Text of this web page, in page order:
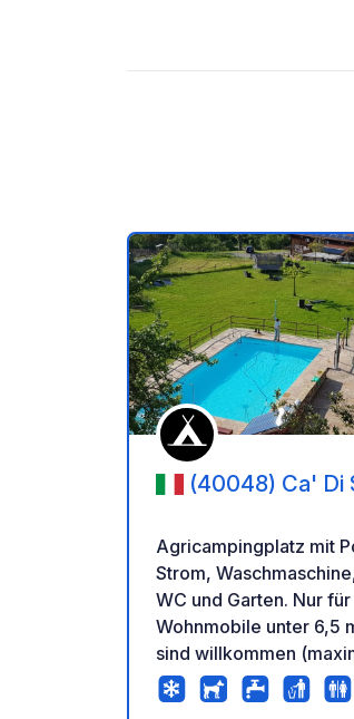
(40048) Ca' Di
Agricampingplatz mit
Strom,
WC und Garten. Nur
Wohnmobile unter 6,5
sind willkommen
Wohnmobil, 5 €/Tag).
Google Maps zur